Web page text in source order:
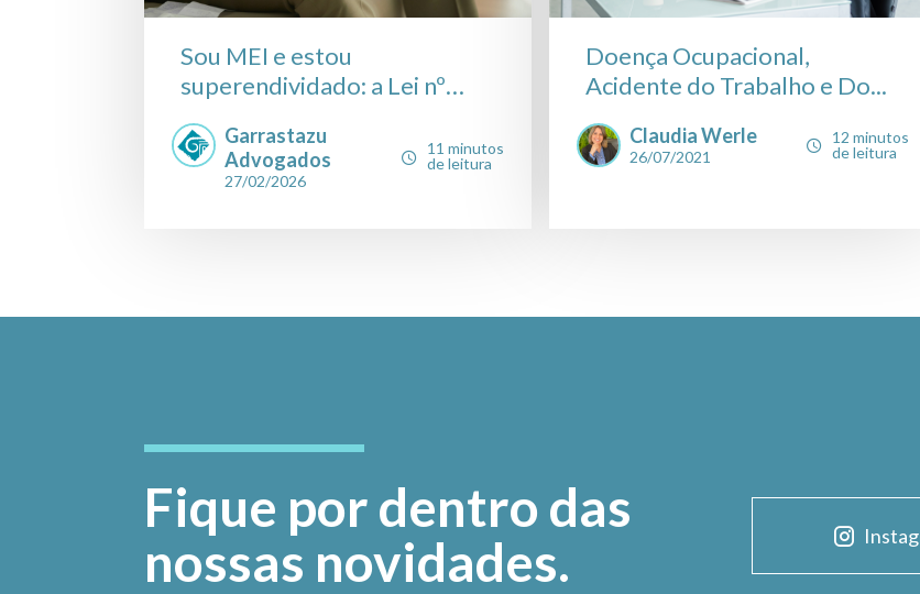
Sou MEI e estou
superendividado: a Lei nº
Garrastazu
Advogados
27/02/2026
11 minutos
de leitura
Doença Ocupacional,
Acidente do Trabalho e Do...
Claudia Werle
26/07/2021
12 minutos
de leitura
Fique por dentro das
nossas novidades.